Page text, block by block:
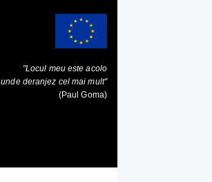
"Locul meu este acolo
unde deranjez cel mai mult"
(Paul Goma)